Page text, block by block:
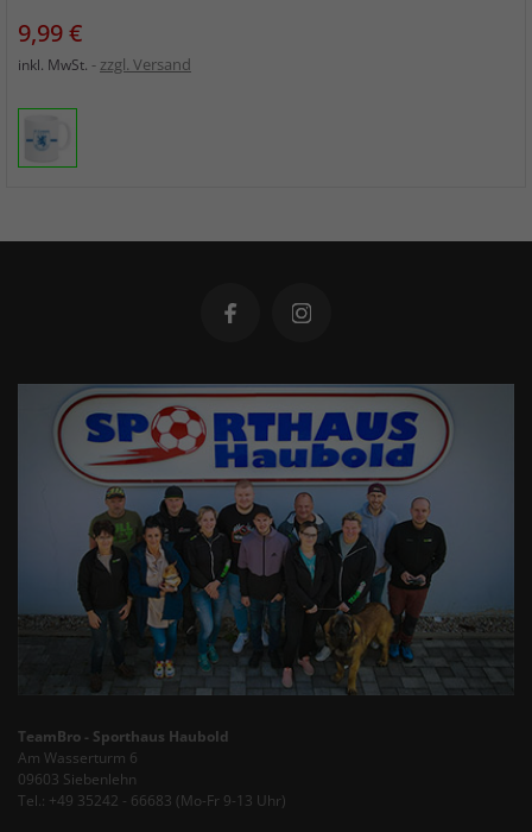
Preis
9,99 €
inkl. MwSt. zzgl. Versand
TeamBro - Sporthaus Haubold
Am Wasserturm 6
09603 Siebenlehn
Tel.: +49 35242 - 66683 (Mo-Fr 9-13 Uhr)